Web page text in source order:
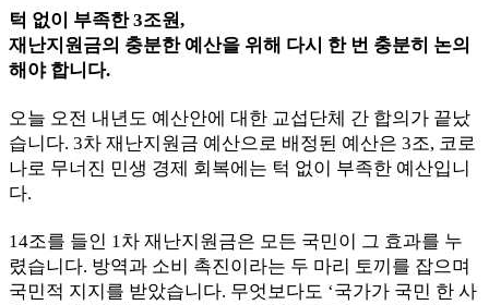
턱 없이 부족한 3조원,
재난지원금의 충분한 예산을 위해 다시 한 번 충분히 논의
해야 합니다.
오늘 오전 내년도 예산안에 대한 교섭단체 간 합의가 끝났
습니다. 3차 재난지원금 예산으로 배정된 예산은 3조, 코로
나로 무너진 민생 경제 회복에는 턱 없이 부족한 예산입니
다.
14조를 들인 1차 재난지원금은 모든 국민이 그 효과를 누
렸습니다. 방역과 소비 촉진이라는 두 마리 토끼를 잡으며
국민적 지지를 받았습니다. 무엇보다도 ‘국가가 국민 한 사